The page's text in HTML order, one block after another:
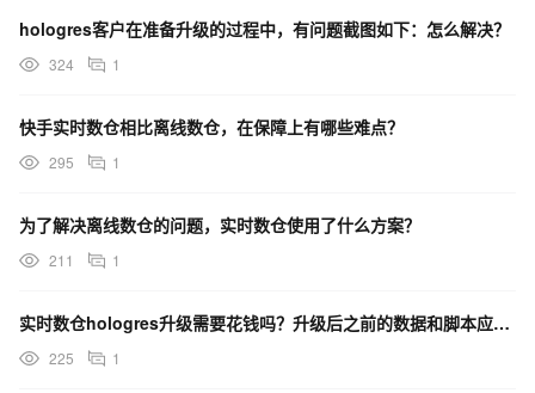
hologres客户在准备升级的过程中，有问题截图如下：怎么解决？
324 1
快手实时数仓相比离线数仓，在保障上有哪些难点？
295 1
为了解决离线数仓的问题，实时数仓使用了什么方案？
211 1
实时数仓hologres升级需要花钱吗？升级后之前的数据和脚本应该还是支持的吧，不会报错吧？
225 1